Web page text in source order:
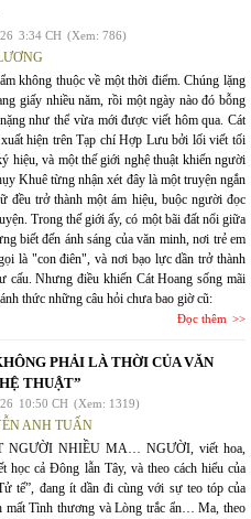
3:34 CH (Xem: 786)
không thuộc về một thời điểm. Chúng lặng
giấy nhiều năm, rồi một ngày nào đó bỗng
như thể vừa mới được viết hôm qua. Cát
hiện trên Tạp chí Hợp Lưu bởi lối viết tối
hiệu, và một thế giới nghệ thuật khiến người
Khuê từng nhận xét đây là một truyện ngắn
đều trở thành một ám hiệu, buộc người đọc
Trong thế giới ấy, có một bãi đất nổi giữa
biết đến ánh sáng của văn minh, nơi trẻ em
là "con điên", và nơi bạo lực dần trở thành
Nhưng điều khiến Cát Hoang sống mãi
thức những câu hỏi chưa bao giờ cũ:
Đọc thêm
PHẢI LÀ THỜI CỦA VĂN
THUẬT”
10:50 CH (Xem: 1319)
ANH TUẤN
NHIỀU MA… NGƯỜI, viết hoa,
học cả Đông lẫn Tây, và theo cách hiểu của
tế”, đang ít dần đi cùng với sự teo tóp của
mất Tình thương và Lòng trắc ẩn… Ma, theo